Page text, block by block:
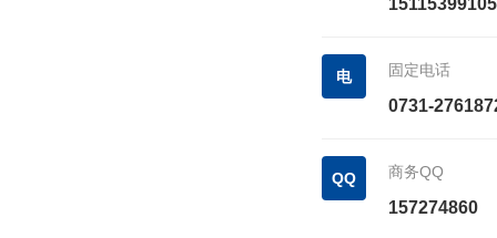
15115399105
电 固定电话
0731-
QQ 商务QQ
157274860